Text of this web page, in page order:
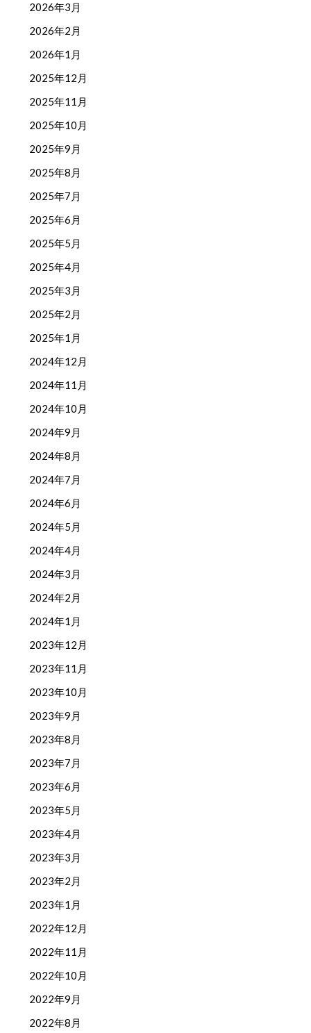
2026年3月
2026年2月
2026年1月
2025年12月
2025年11月
2025年10月
2025年9月
2025年8月
2025年7月
2025年6月
2025年5月
2025年4月
2025年3月
2025年2月
2025年1月
2024年12月
2024年11月
2024年10月
2024年9月
2024年8月
2024年7月
2024年6月
2024年5月
2024年4月
2024年3月
2024年2月
2024年1月
2023年12月
2023年11月
2023年10月
2023年9月
2023年8月
2023年7月
2023年6月
2023年5月
2023年4月
2023年3月
2023年2月
2023年1月
2022年12月
2022年11月
2022年10月
2022年9月
2022年8月